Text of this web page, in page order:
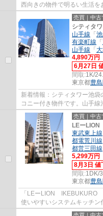
西向きの物件で明るい生活
ンで満足度の高い生活をしま
売買｜中古
シティタ
山手線 「
有楽町線 「
山手線 「
4,890万円
6月27日
間取:1K/
東京都豊
新着情報：シティタワー池
コニー付き物件です。山手
区エリアの住まい情報に詳し
売買｜中古
LEー
東武東上線
都電荒川線
都営三田線
5,299万円
8月3日 値
間取:1DK/
東京都豊
「LEーLION IKEBUKURO
使いやすいシステムキッチ
の専有面積でゆったりと暮